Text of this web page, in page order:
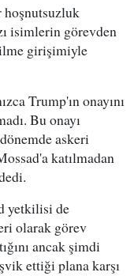
isimlerin görevden
girişimiyle
Trump'ın onayını
Bu onayı
askeri
katılmadan
yetkilisi de
olarak görev
ancak şimdi
ettiği plana karşı